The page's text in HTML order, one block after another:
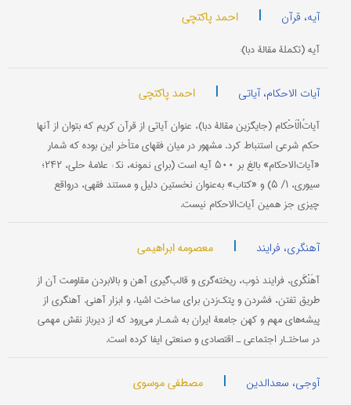
آیه، قرآن | احمد پاکتچی
آيه (تکملۀ مقالۀ دبا):
آیات الاحکام، آیاتی | احمد پاکتچی
آیاتُ‌الْاَحْکام (جایگزین مقالۀ دبا)، عنوان آیاتی از قرآن کریم که بتوان از آنها
حکم شرعی استنباط کرد. مشهور در میان فقهای متأخر این بوده که شمار
«آیات‌الاحکام» بالغ بر ۵۰۰ آیه است (برای نمونه، نک‍ : علامۀ حلی، ۲۴۲؛
سیوری، ۱/ ۵) و «کتاب» به‌عنوان نخستین دلیل و مستند فقهی، درواقع
چیزی جز همین آیات‌الاحکام نیست.
آهنگری، فرایند | معصومه ابراهیمی
آهَنْگَری، فرایند ذوب، ریخته‌گری و قالب‌گیری آهن و بالابردن مقاومت آن از
طریق تفتن، فشردن و پتک‌زدن برای ساخت اشیاء و ابزار آهنی. آهنگری از
پیشه‌های مهم و کهن جامعۀ ایران به شمـار می‌رود که از دیرباز نقش مهمی
در ساختـار اجتماعی ـ اقتصادی و صنعتی ایفا کرده است.
آوجی، سعدالدین | مصطفی موسوی